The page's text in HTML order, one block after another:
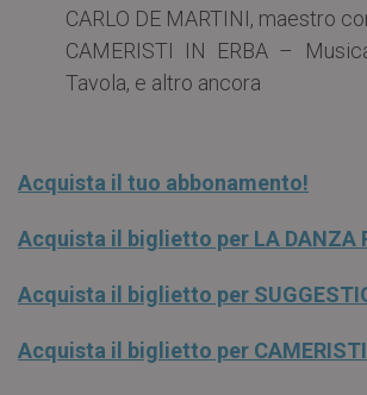
CARLO DE MARTINI, maestro
CAMERISTI IN ERBA –
Tavola, e altro ancora
Acquista il tuo abbonamento!
Acquista il biglietto per LA DANZA
Acquista il biglietto per
Acquista il biglietto per CAMERISTI